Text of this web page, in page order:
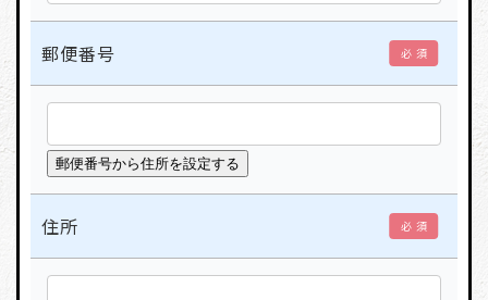
郵便番号 必 須
住所 必 須